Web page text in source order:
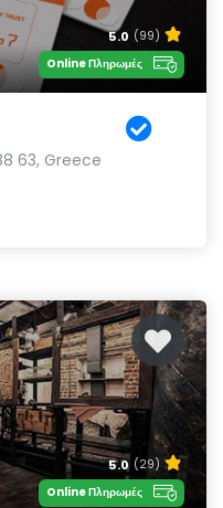
5.0 (99)
Online Πληρωμές
63, Greece
5.0 (29)
Online Πληρωμές